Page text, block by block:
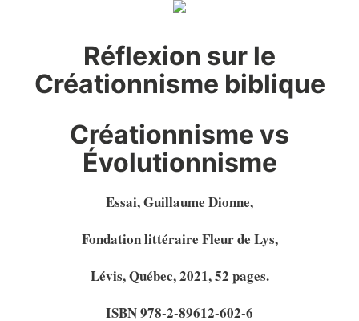
Réflexion sur le
Créationnisme biblique
Créationnisme vs
Évolutionnisme
Essai, Guillaume Dionne,
Fondation littéraire Fleur de Lys,
Lévis, Québec, 2021, 52 pages.
ISBN 978-2-89612-602-6